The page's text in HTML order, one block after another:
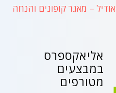
אודיל – מאגר קופונים והנחה
אליאקספרס
במבצעים
מטורפים